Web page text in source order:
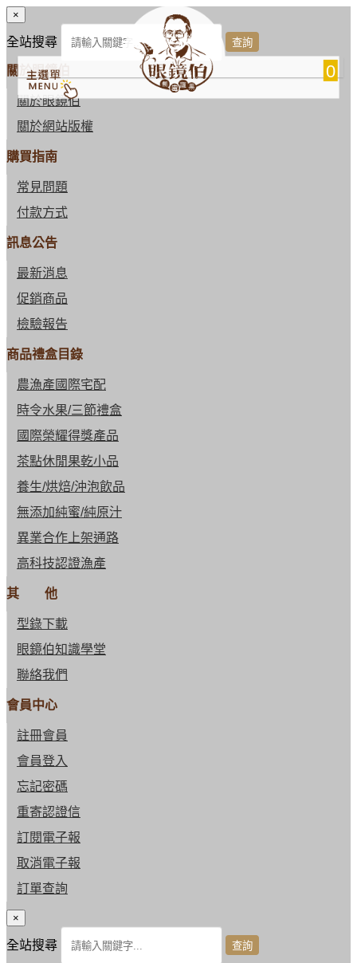
0
×
全站搜尋
關於眼鏡伯
關於眼鏡伯
關於網站版權
購買指南
常見問題
付款方式
訊息公告
最新消息
促銷商品
檢驗報告
商品禮盒目錄
農漁產國際宅配
時令水果/三節禮盒
國際榮耀得獎產品
茶點休閒果乾小品
養生/烘焙/沖泡飲品
無添加純蜜/純原汁
異業合作上架通路
高科技認證漁產
其 他
型錄下載
眼鏡伯知識學堂
聯絡我們
會員中心
註冊會員
會員登入
忘記密碼
重寄認證信
訂閱電子報
取消電子報
訂單查詢
×
全站搜尋